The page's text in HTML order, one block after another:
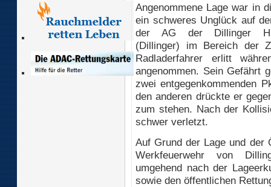
Angenommene Lage war in
ein schweres Unglück auf
der AG der Dillinger
(Dillinger) im Bereich der
Radladerfahrer erlitt
angenommen. Sein Gefährt
zwei entgegenkommenden
den anderen drückte er
zum stehen. Nach der
schwer verletzt.
Auf Grund der Lage und der
Werkfeuerwehr von
umgehend nach der
sowie den öffentlichen